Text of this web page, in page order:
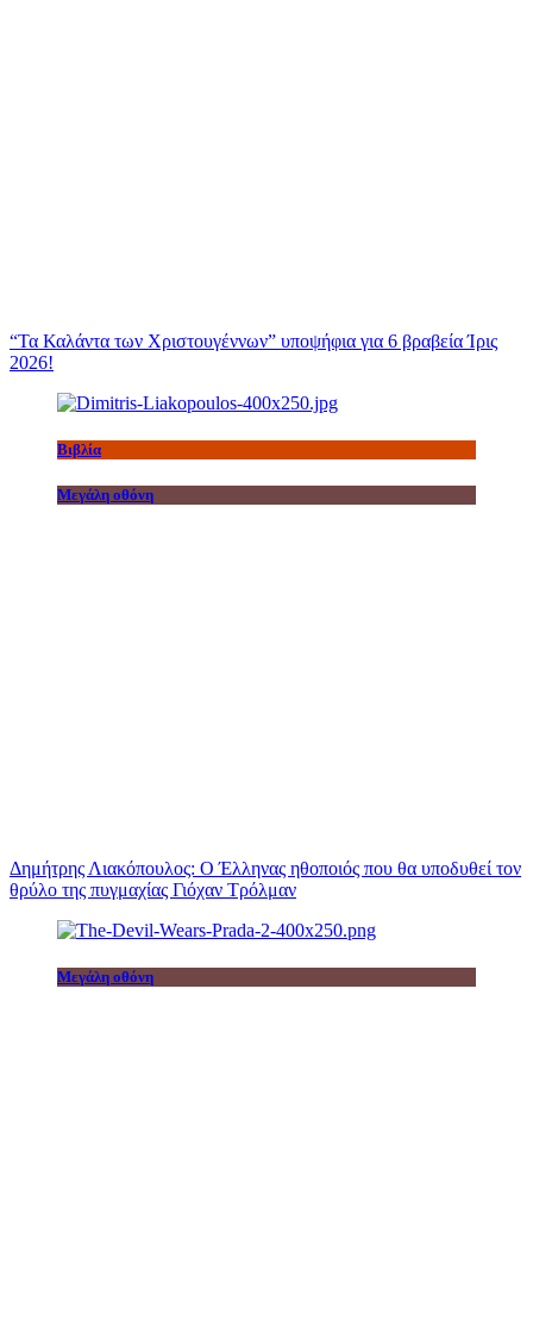
“Τα Καλάντα των Χριστουγέννων” υποψήφια για 6 βραβεία Ίρις
2026!
Βιβλία
Μεγάλη οθόνη
Δημήτρης Λιακόπουλος: Ο Έλληνας ηθοποιός που θα υποδυθεί τον
θρύλο της πυγμαχίας Γιόχαν Τρόλμαν
Μεγάλη οθόνη